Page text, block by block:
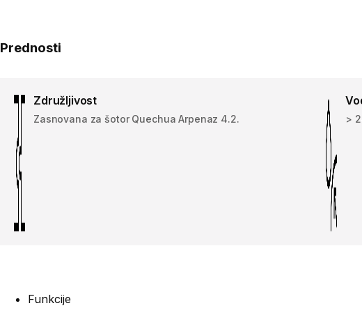
Prednosti
Združljivost
Zasnovana za šotor Quechua Arpenaz 4.2. >
Funkcije